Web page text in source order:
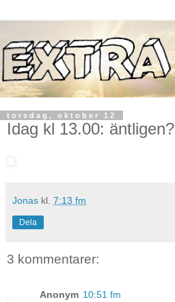
torsdag, oktober 12
Idag kl 13.00: äntligen?
Jonas kl. 7:13 fm
Dela
3 kommentarer:
Anonym 10:51 fm